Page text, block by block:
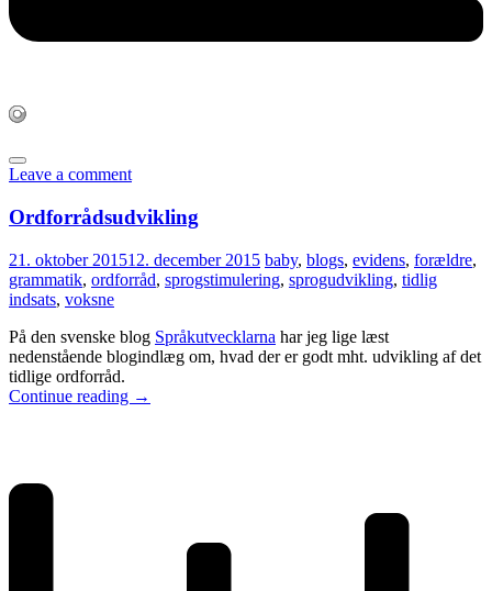
Leave a comment
Ordforrådsudvikling
21. oktober 201512. december 2015 baby, blogs, evidens, forældre,
grammatik, ordforråd, sprogstimulering, sprogudvikling, tidlig
indsats, voksne
På den svenske blog Språkutvecklarna har jeg lige læst
nedenstående blogindlæg om, hvad der er godt mht. udvikling af det
tidlige ordforråd.
Continue reading →